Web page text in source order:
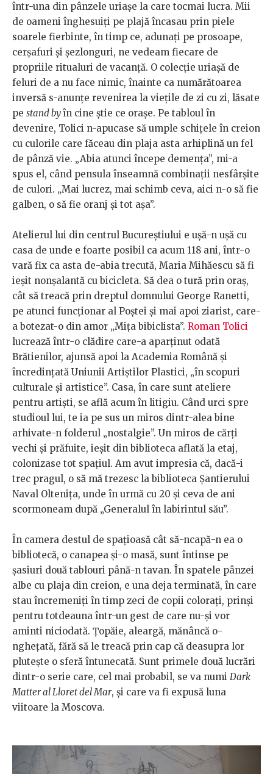
într-una din pânzele uriașe la care tocmai lucra. Mii
de oameni înghesuiți pe plajă încasau prin piele
soarele fierbinte, în timp ce, adunați pe prosoape,
cerșafuri și șezlonguri, ne vedeam fiecare de
propriile ritualuri de vacanță. O colecție uriașă de
feluri de a nu face nimic, înainte ca numărătoarea
inversă s-anunțe revenirea la viețile de zi cu zi, lăsate
pe stand byîn cine știe ce orașe. Pe tabloul în
devenire, Tolici n-apucase să umple schițele în creion
cu culorile care făceau din plaja asta arhiplină un fel
de pânză vie. „Abia atunci începe demența”, mi-a
spus el, când pensula înseamnă combinații nesfârșite
de culori. „Mai lucrez, mai schimb ceva, aici n-o să fie
galben, o să fie oranj și tot așa”.
Atelierul lui din centrul Bucureștiului e ușă-n ușă cu
casa de unde e foarte posibil ca acum 118 ani, într-o
vară fix ca asta de-abia trecută, Maria Mihăescu să fi
ieșit nonșalantă cu bicicleta. Să dea o tură prin oraș,
cât să treacă prin dreptul domnului George Ranetti,
pe atunci funcționar al Poștei și mai apoi ziarist, care-
a botezat-o din amor „Mița bibiclista”. Roman Tolici
lucrează într-o clădire care-a aparținut odată
Brătienilor, ajunsă apoi la Academia Română și
încredințată Uniunii Artiștilor Plastici, „în scopuri
culturale și artistice”. Casa, în care sunt ateliere
pentru artiști, se află acum în litigiu. Când urci spre
studioul lui, te ia pe sus un miros dintr-alea bine
arhivate-n folderul „nostalgie”. Un miros de cărți
vechi și prăfuite, ieșit din biblioteca aflată la etaj,
colonizase tot spațiul. Am avut impresia că, dacă-i
trec pragul, o să mă trezesc la biblioteca Șantierului
Naval Oltenița, unde în urmă cu 20 și ceva de ani
scormoneam după „Generalul în labirintul său”.
În camera destul de spațioasă cât să-ncapă-n ea o
bibliotecă, o canapea și-o masă, sunt întinse pe
șasiuri două tablouri până-n tavan. În spatele pânzei
albe cu plaja din creion, e una deja terminată, în care
stau încremeniți în timp zeci de copii colorați, prinși
pentru totdeauna într-un gest de care nu-și vor
aminti niciodată. Țopăie, aleargă, mănâncă o-
nghețată, fără să le treacă prin cap că deasupra lor
plutește o sferă întunecată. Sunt primele două lucrări
dintr-o serie care, cel mai probabil, se va numi Dark
Matter al Lloret del Mar, și care va fi expusă luna
viitoare la Moscova.